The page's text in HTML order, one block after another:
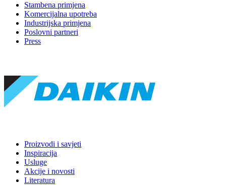
Stambena primjena
Komercijalna upotreba
Industrijska primjena
Poslovni partneri
Press
Proizvodi i savjeti
Inspiracija
Usluge
Akcije i novosti
Literatura